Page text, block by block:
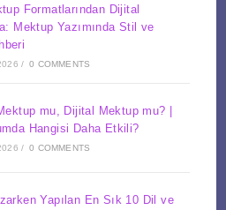
Formatlarından Dijital
Mektup Yazımında Stil ve
/ 0 COMMENTS
mu, Dijital Mektup mu? |
Hangisi Daha Etkili?
/ 0 COMMENTS
Yapılan En Sık 10 Dil ve